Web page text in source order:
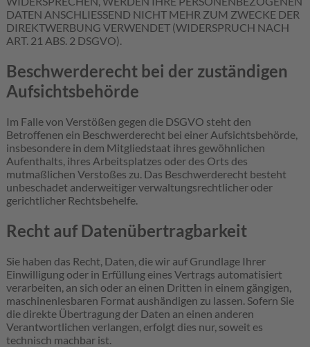
DATEN ANSCHLIESSEND NICHT MEHR ZUM ZWECKE DER
DIREKTWERBUNG VERWENDET (WIDERSPRUCH NACH
ART. 21 ABS. 2 DSGVO).
Beschwerde­recht bei der zuständigen
Aufsichts­behörde
Im Falle von Verstößen gegen die DSGVO steht den
Betroffenen ein Beschwerderecht bei einer Aufsichtsbehörde,
insbesondere in dem Mitgliedstaat ihres gewöhnlichen
Aufenthalts, ihres Arbeitsplatzes oder des Orts des
mutmaßlichen Verstoßes zu. Das Beschwerderecht besteht
unbeschadet anderweitiger verwaltungsrechtlicher oder
gerichtlicher Rechtsbehelfe.
Recht auf Daten­übertrag­barkeit
Sie haben das Recht, Daten, die wir auf Grundlage Ihrer
Einwilligung oder in Erfüllung eines Vertrags automatisiert
verarbeiten, an sich oder an einen Dritten in einem gängigen,
maschinenlesbaren Format aushändigen zu lassen. Sofern Sie
die direkte Übertragung der Daten an einen anderen
Verantwortlichen verlangen, erfolgt dies nur, soweit es
technisch machbar ist.